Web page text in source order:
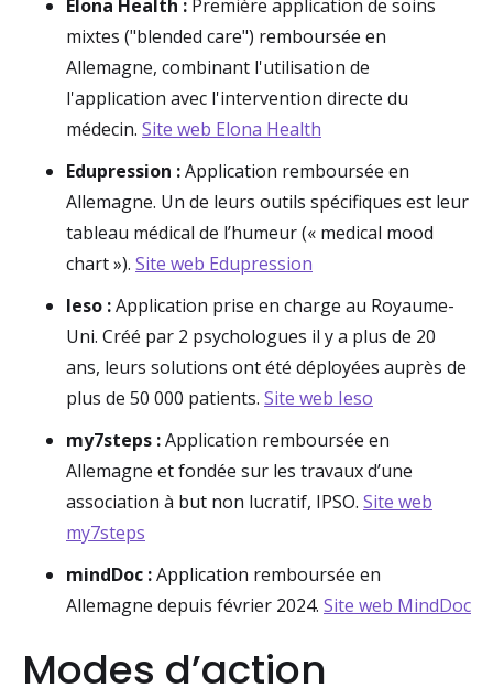
Elona Health : Première application de soins
mixtes ("blended care") remboursée en
Allemagne, combinant l'utilisation de
l'application avec l'intervention directe du
médecin. Site web Elona Health
Edupression :Application remboursée en
Allemagne. Un de leurs outils spécifiques est leur
tableau médical de l’humeur (« medical mood
chart »). Site web Edupression
Ieso :Application prise en charge au Royaume-
Uni. Créé par 2 psychologues il y a plus de 20
ans, leurs solutions ont été déployées auprès de
plus de 50 000 patients. Site web Ieso
my7steps :Application remboursée en
Allemagne et fondée sur les travaux d’une
association à but non lucratif, IPSO. Site web
my7steps
mindDoc :Application remboursée en
Allemagne depuis février 2024. Site web MindDoc
Modes d’action